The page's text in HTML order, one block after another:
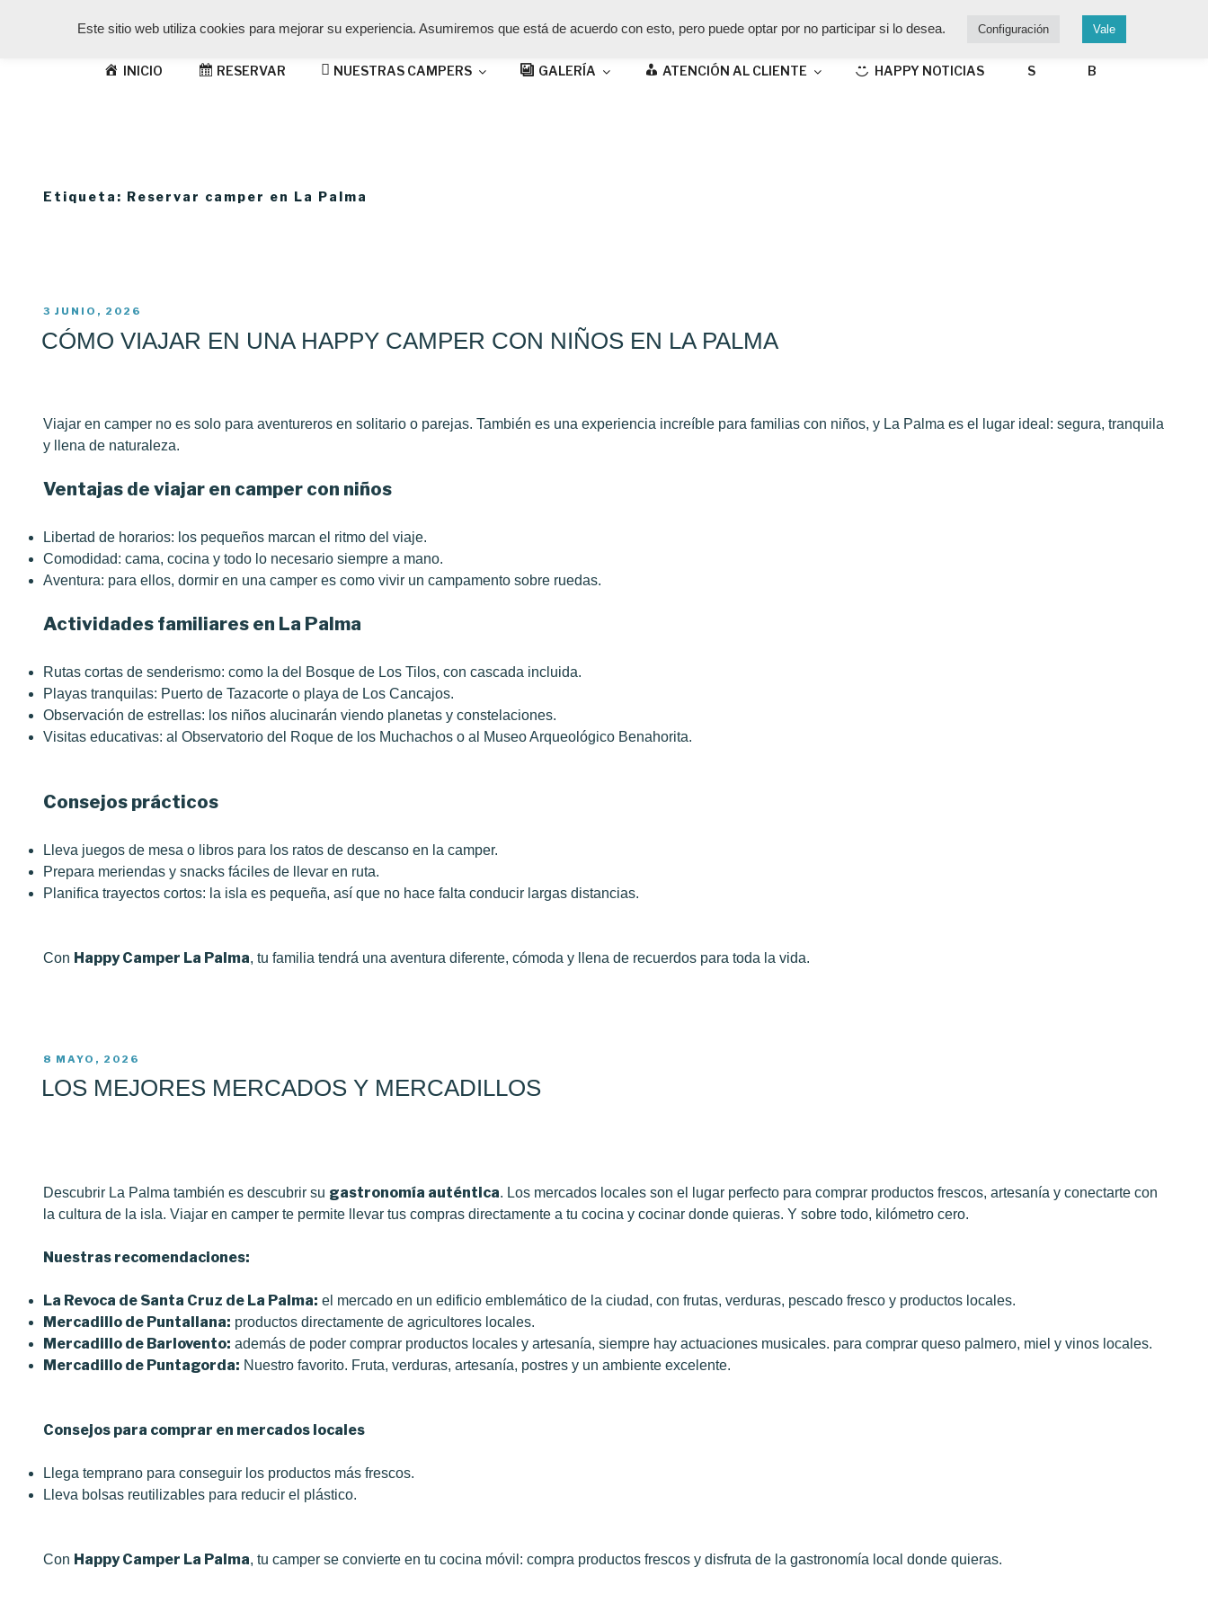
HAPPY CAMPER LA PALMA
La vida es el mejor regalo ¡Disfrútala!
INICIO RESERVAR NUESTRAS CAMPERS GALERÍA ATENCIÓN AL CLIENTE HAPPY NOTICIAS
Etiqueta: Reservar camper en La Palma
PUBLICADO
EL
3 JUNIO, 2026
CÓMO VIAJAR EN UNA HAPPY CAMPER CON NIÑOS EN LA PALMA
Viajar en camper no es solo para aventureros en solitario o parejas. También es una experiencia increíble para familias con niños, y La Palma es el lugar ideal: segura, tranquila
y llena de naturaleza.
Ventajas de viajar en camper con niños
Libertad de horarios: los pequeños marcan el ritmo del viaje.
Comodidad: cama, cocina y todo lo necesario siempre a mano.
Aventura: para ellos, dormir en una camper es como vivir un campamento sobre ruedas.
Actividades familiares en La Palma
Rutas cortas de senderismo: como la del Bosque de Los Tilos, con cascada incluida.
Playas tranquilas: Puerto de Tazacorte o playa de Los Cancajos.
Observación de estrellas: los niños alucinarán viendo planetas y constelaciones.
Visitas educativas: al Observatorio del Roque de los Muchachos o al Museo Arqueológico Benahorita.
Consejos prácticos
Lleva juegos de mesa o libros para los ratos de descanso en la camper.
Prepara meriendas y snacks fáciles de llevar en ruta.
Planifica trayectos cortos: la isla es pequeña, así que no hace falta conducir largas distancias.
Con Happy Camper La Palma, tu familia tendrá una aventura diferente, cómoda y llena de recuerdos para toda la vida.
PUBLICADO
EL
8 MAYO, 2026
LOS MEJORES MERCADOS Y MERCADILLOS
Descubrir La Palma también es descubrir su gastronomía auténtica. Los mercados locales son el lugar perfecto para comprar productos frescos, artesanía y conectarte con
la cultura de la isla. Viajar en camper te permite llevar tus compras directamente a tu cocina y cocinar donde quieras. Y sobre todo, kilómetro cero.
Nuestras recomendaciones:
La Revoca de Santa Cruz de La Palma: el mercado en un edificio emblemático de la ciudad, con frutas, verduras, pescado fresco y productos locales.
Mercadillo de Puntallana: productos directamente de agricultores locales.
Mercadillo de Barlovento: además de poder comprar productos locales y artesanía, siempre hay actuaciones musicales. para comprar queso palmero, miel y vinos locales.
Mercadillo de Puntagorda: Nuestro favorito. Fruta, verduras, artesanía, postres y un ambiente excelente.
Consejos para comprar en mercados locales
Llega temprano para conseguir los productos más frescos.
Lleva bolsas reutilizables para reducir el plástico.
Con Happy Camper La Palma, tu camper se convierte en tu cocina móvil: compra productos frescos y disfruta de la gastronomía local donde quieras.
Este sitio web utiliza cookies para mejorar su experiencia. Asumiremos que está de acuerdo con esto, pero puede optar por no participar si lo desea. Configuración Vale